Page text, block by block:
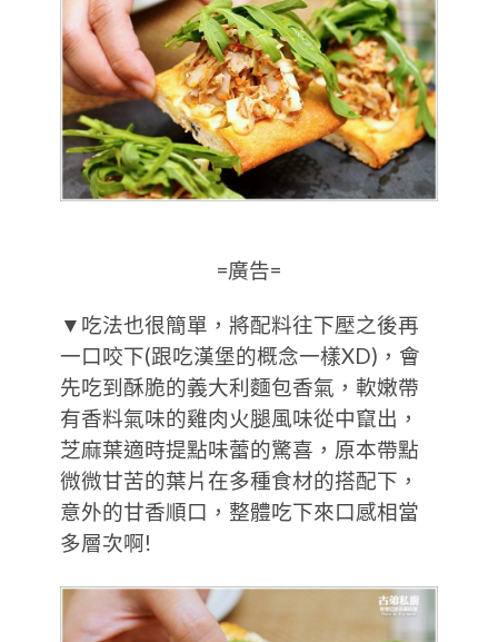
=廣告=
▼吃法也很簡單，將配料往下壓之後再
一口咬下(跟吃漢堡的概念一樣XD)，會
先吃到酥脆的義大利麵包香氣，軟嫩帶
有香料氣味的雞肉火腿風味從中竄出，
芝麻葉適時提點味蕾的驚喜，原本帶點
微微甘苦的葉片在多種食材的搭配下，
意外的甘香順口，整體吃下來口感相當
多層次啊!